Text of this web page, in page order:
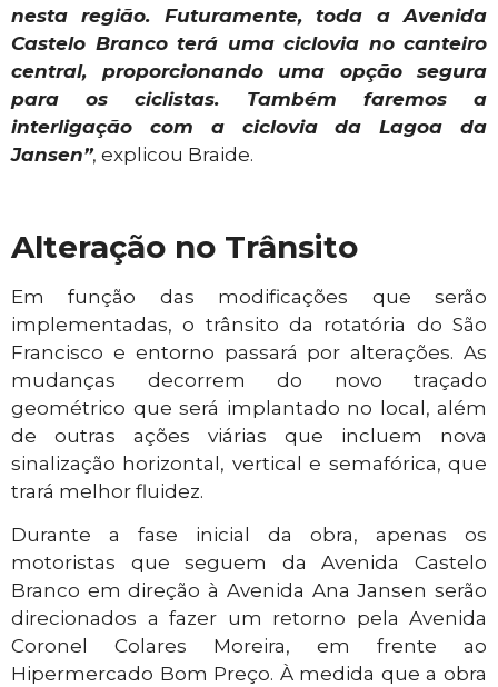
nesta região. Futuramente, toda a Avenida
Castelo Branco terá uma ciclovia no canteiro
central, proporcionando uma opção segura
para os ciclistas. Também faremos a
interligação com a ciclovia da Lagoa da
Jansen”, explicou Braide.
Alteração no Trânsito
Em função das modificações que serão
implementadas, o trânsito da rotatória do São
Francisco e entorno passará por alterações. As
mudanças decorrem do novo traçado
geométrico que será implantado no local, além
de outras ações viárias que incluem nova
sinalização horizontal, vertical e semafórica, que
trará melhor fluidez.
Durante a fase inicial da obra, apenas os
motoristas que seguem da Avenida Castelo
Branco em direção à Avenida Ana Jansen serão
direcionados a fazer um retorno pela Avenida
Coronel Colares Moreira, em frente ao
Hipermercado Bom Preço. À medida que a obra